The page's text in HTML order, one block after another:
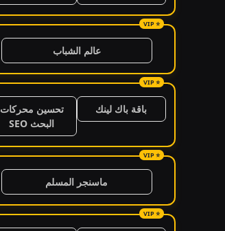
عالم الشباب
باقة باك لينك
تحسين محركات
البحث SEO
ماسنجر المسلم